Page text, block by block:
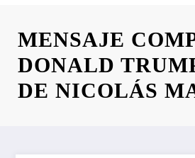
MENSAJE
DONALD
DE NICOLÁS